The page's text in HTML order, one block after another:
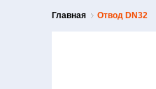
Главная Отвод DN32